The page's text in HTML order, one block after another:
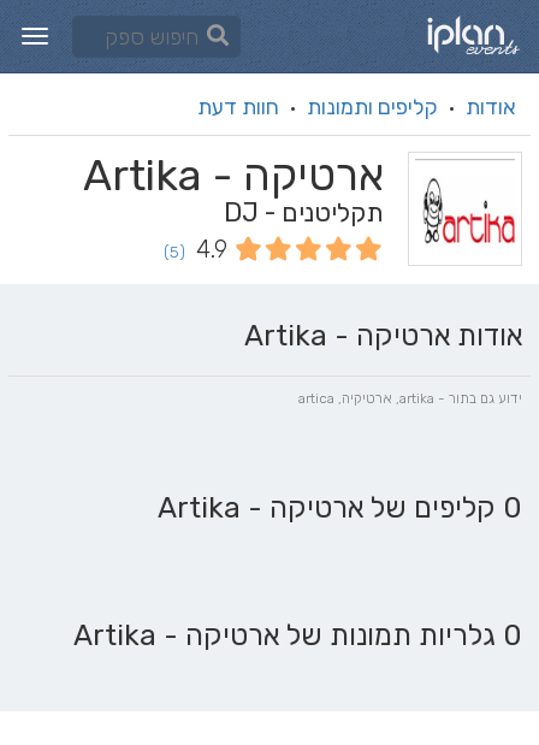
אודות · קליפים ותמונות · חוות דעת
ארטיקה - Artika
תקליטנים - DJ
4.9
(5)
אודות ארטיקה - Artika
ידוע גם בתור - artika, ארטיקיה, artica
0 קליפים של ארטיקה - Artika
0 גלריות תמונות של ארטיקה - Artika